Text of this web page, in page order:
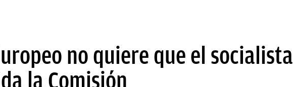
no quiere que el socialista
la Comisión